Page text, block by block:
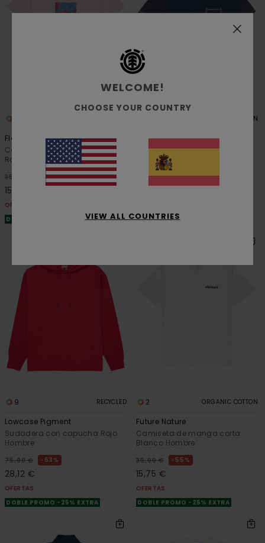
Floatie
Camiseta de manga corta
Rosa Hombre
35,00 € 55%
15,75 €
OFERTAS
DOBLE PROMO -25% EXTRA
ORGANIC COTTON
Cargo Pocket
Camiseta de manga corta
Azul Hombre
45,00 € 63%
DOBLE PROMO -25% EXTRA
9 RECYCLED
Lowcase Pigment
Sudadera con capucha Rojo
Hombre
75,00 € 63%
28,12 €
OFERTAS
DOBLE PROMO -25% EXTRA
2 ORGANIC COTTON
Future Nature
Camiseta de manga corta
Blanco Hombre
35,00 € 55%
15,75 €
OFERTAS
DOBLE PROMO -25% EXTRA
WELCOME!
CHOOSE YOUR COUNTRY
VIEW ALL COUNTRIES